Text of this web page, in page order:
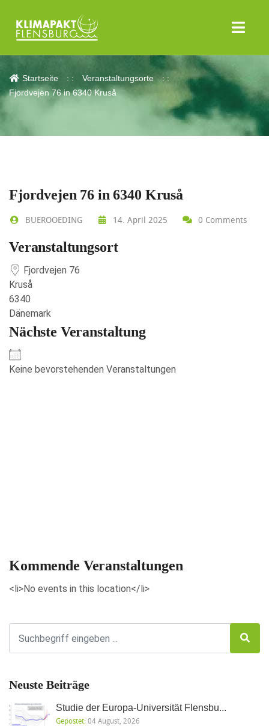
Fjordvejen 76 in 6340 Kruså
Startseite
Veranstaltungsorte
Fjordvejen 76 in 6340 Kruså
Fjordvejen 76 in 6340 Kruså
BUEROOEDING 14. April 2025 0 Comments
Veranstaltungsort
Fjordvejen 76
Kruså
6340
Dänemark
Nächste Veranstaltung
Keine bevorstehenden Veranstaltungen
Kommende Veranstaltungen
<li>No events in this location</li>
Neuste Beiträge
Studie der Europa-Universität Flensbu...
Gepostet:04 August, 2026